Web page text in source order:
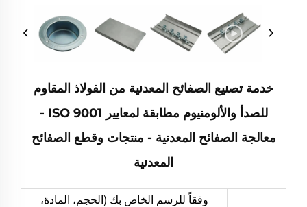
خدمة تصنيع الصفائح المعدنية من الفولاذ المقاوم
للصدأ والألومنيوم مطابقة لمعايير ISO 9001 -
معالجة الصفائح المعدنية - منتجات وقطع الصفائح
المعدنية
وفقاً للرسم الخاص بك (الحجم، المادة،